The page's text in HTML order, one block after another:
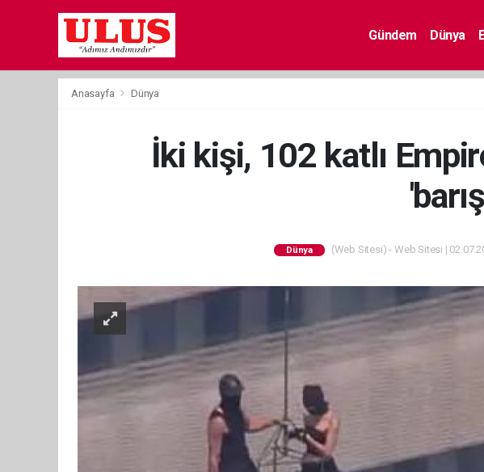
Gündem Dünya
Anasayfa Dünya
İki kişi, 102 katlı
Dünya (Web Sitesi) - Web Sitesi |